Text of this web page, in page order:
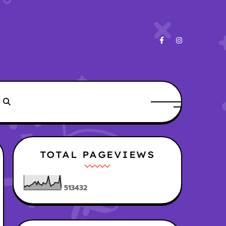
TOTAL PAGEVIEWS
513432